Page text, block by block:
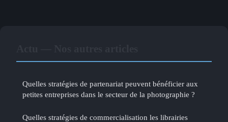
Quelles stratégies de partenariat peuvent bénéficier aux
petites entreprises dans le secteur de la photographie ?
Quelles stratégies de commercialisation les librairies